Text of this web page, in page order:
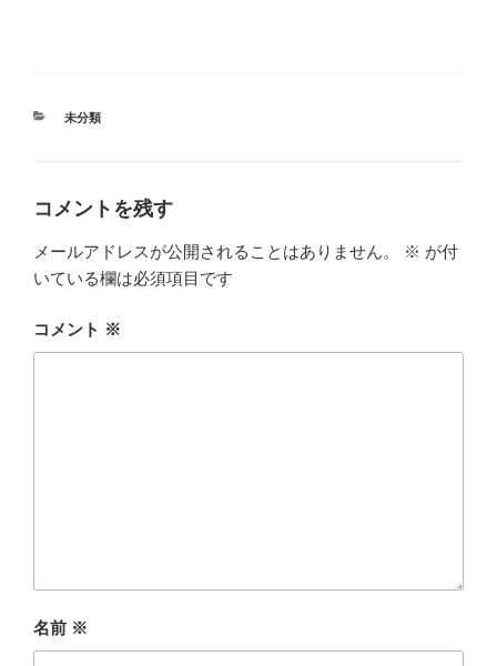
カ
未分類
コメントを残す
メールアドレスが公開されることはありません。 ※ が付
いている欄は必須項目です
コメント ※
名前 ※